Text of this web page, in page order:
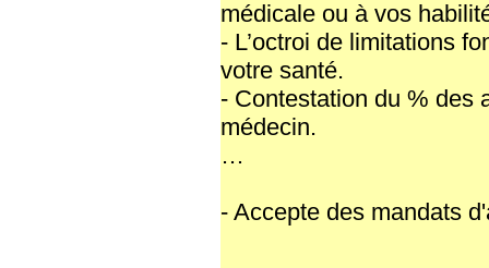
médicale ou à vos
- L’octroi de limitations
votre santé.
- Contestation du % des
médecin.
…
- Accepte des mandats